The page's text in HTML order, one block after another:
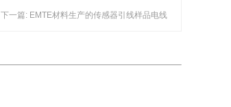
下一篇: EMTE材料生产的传感器引线样品电线